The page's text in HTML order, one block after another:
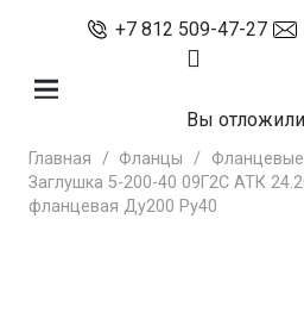
+7 812 509-47-27
Вы
Главная / Фланцы /
Заглушка 5-200-40 09Г2С АТК
фланцевая Ду200 Ру40